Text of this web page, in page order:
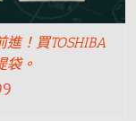
！買TOSHIBA
袋。